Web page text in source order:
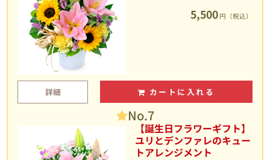
5,500 円（税込）
詳細 カートに入れる
No.7
【誕生日フラワーギフト】
ユリとデンファレのキュー
トアレンジメント